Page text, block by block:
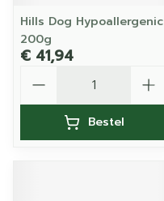
Hills Dog Hypoallergenic
200g
€ 41,94
Bestel